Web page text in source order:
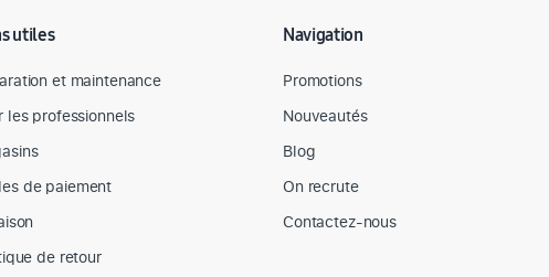
utiles
et maintenance
les professionnels
de paiement
de retour
Navigation
Promotions
Nouveautés
Blog
On recrute
Contactez-nous